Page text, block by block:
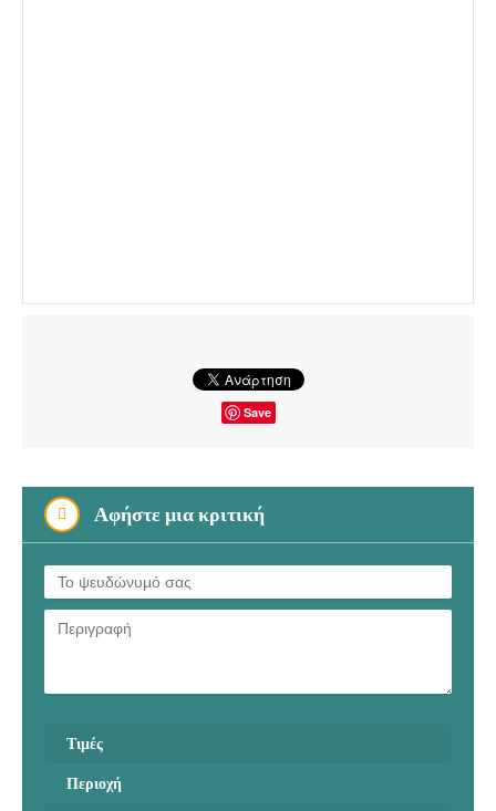
Save
Αφήστε μια κριτική
Τιμές
Περιοχή